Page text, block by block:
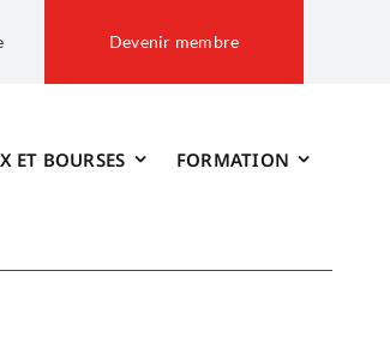
Devenir membre
ET BOURSES FORMATION